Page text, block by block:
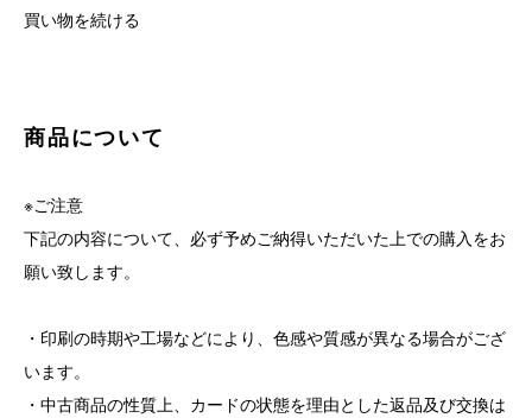
買い物を続ける
商品について
※ご注意
下記の内容について、必ず予めご納得いただいた上での購入をお
願い致します。
・印刷の時期や工場などにより、色感や質感が異なる場合がござ
います。
・中古商品の性質上、カードの状態を理由とした返品及び交換は